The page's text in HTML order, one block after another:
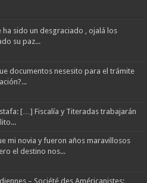
ha sido un desgraciado , ojalá los
su paz...
documentos nesesito para el trámite
[…] Fiscalía y Titeradas trabajarán
mi novia y fueron años maravillosos
el destino nos...
– Société des Américanistes: